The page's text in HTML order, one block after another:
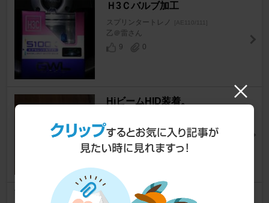
Ｈ3Ｃバルブ加工
スプリンタートレノ [AE110/111]
乙＠雷さん
9
0
HiビームHID装着。
とぅれ～の
さん
0
0
ヘッドライト磨き お風呂の洗剤